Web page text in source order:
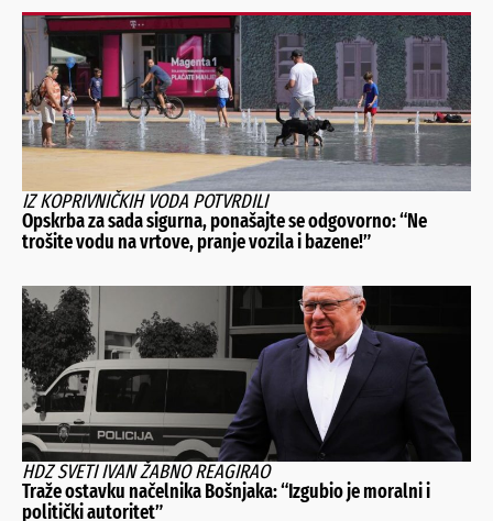
IZ KOPRIVNIČKIH VODA POTVRDILI
Opskrba za sada sigurna, ponašajte se odgovorno: “Ne
trošite vodu na vrtove, pranje vozila i bazene!”
HDZ SVETI IVAN ŽABNO REAGIRAO
Traže ostavku načelnika Bošnjaka: “Izgubio je moralni i
politički autoritet”